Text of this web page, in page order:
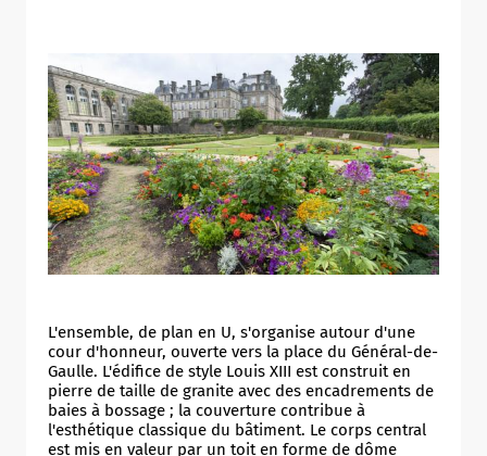
L'ensemble, de plan en U, s'organise autour d'une
cour d'honneur, ouverte vers la place du Général-de-
Gaulle. L'édifice de style Louis XIII est construit en
pierre de taille de granite avec des encadrements de
baies à bossage ; la couverture contribue à
l'esthétique classique du bâtiment. Le corps central
est mis en valeur par un toit en forme de dôme
ShareThis is disabled. Allow